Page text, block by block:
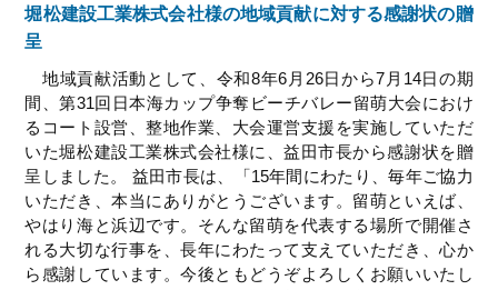
堀松建設工業株式会社様の地域貢献に対する感謝状の贈
呈
地域貢献活動として、令和8年6月26日から7月14日の期
間、第31回日本海カップ争奪ビーチバレー留萌大会におけ
るコート設営、整地作業、大会運営支援を実施していただ
いた堀松建設工業株式会社様に、益田市長から感謝状を贈
呈しました。 益田市長は、「15年間にわたり、毎年ご協力
いただき、本当にありがとうございます。留萌といえば、
やはり海と浜辺です。そんな留萌を代表する場所で開催さ
れる大切な行事を、長年にわたって支えていただき、心か
ら感謝しています。今後ともどうぞよろしくお願いいたし